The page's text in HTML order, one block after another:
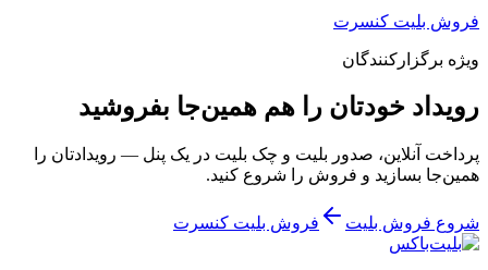
فروش بلیت کنسرت
ویژه برگزارکنندگان
رویداد خودتان را هم همین‌جا بفروشید
پرداخت آنلاین، صدور بلیت و چک بلیت در یک پنل — رویدادتان را
همین‌جا بسازید و فروش را شروع کنید.
شروع فروش بلیت فروش بلیت کنسرت